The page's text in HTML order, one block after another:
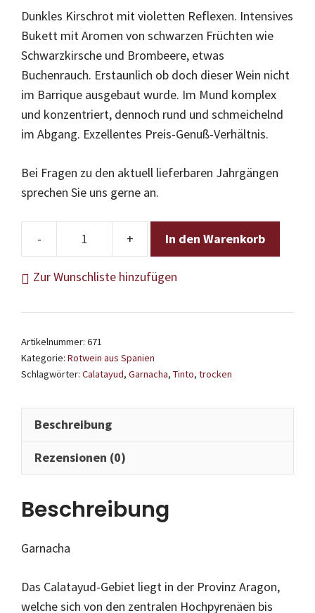
Dunkles Kirschrot mit violetten Reflexen. Intensives
Bukett mit Aromen von schwarzen Früchten wie
Schwarzkirsche und Brombeere, etwas
Buchenrauch. Erstaunlich ob doch dieser Wein nicht
im Barrique ausgebaut wurde. Im Mund komplex
und konzentriert, dennoch rund und schmeichelnd
im Abgang. Exzellentes Preis-Genuß-Verhältnis.
Bei Fragen zu den aktuell lieferbaren Jahrgängen
sprechen Sie uns gerne an.
Viñas
Miedes
Menge
In den Warenkorb
Zur Wunschliste hinzufügen
Artikelnummer: 671
Kategorie: Rotwein aus Spanien
Schlagwörter: Calatayud, Garnacha, Tinto, trocken
Beschreibung
Rezensionen (0)
Beschreibung
Garnacha
Das Calatayud-Gebiet liegt in der Provinz Aragon,
welche sich von den zentralen Hochpyrenäen bis